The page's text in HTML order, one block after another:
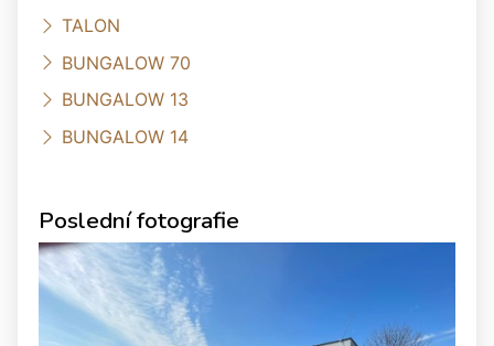
TALON
BUNGALOW 70
BUNGALOW 13
BUNGALOW 14
Poslední fotografie